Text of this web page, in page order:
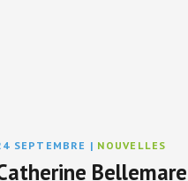
SEPTEMBRE | NOUVELLES